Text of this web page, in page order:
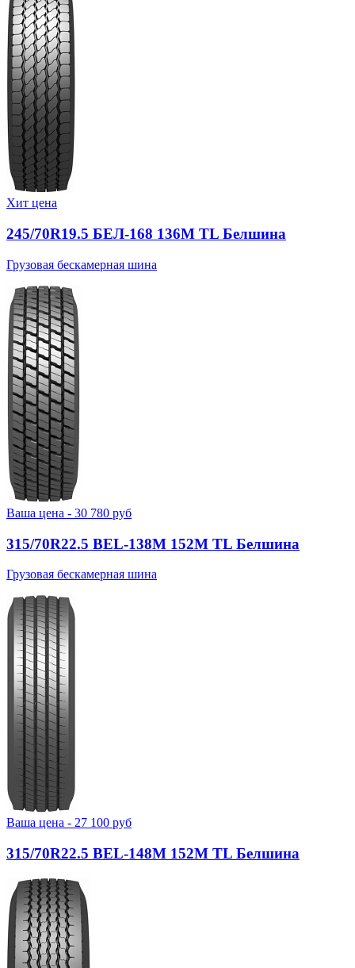
Хит цена
245/70R19.5 БЕЛ-168 136M TL Белшина
Грузовая бескамерная шина
Ваша цена - 30 780 руб
315/70R22.5 BEL-138М 152M TL Белшина
Грузовая бескамерная шина
Ваша цена - 27 100 руб
315/70R22.5 BEL-148М 152M TL Белшина